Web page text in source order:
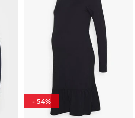
- 54%